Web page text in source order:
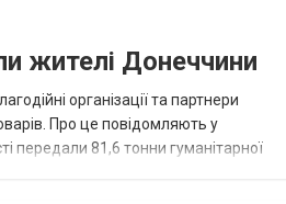
жителі Донеччини
організації та партнери
Про це повідомляють у
передали 81,6 тонни гуманітарної